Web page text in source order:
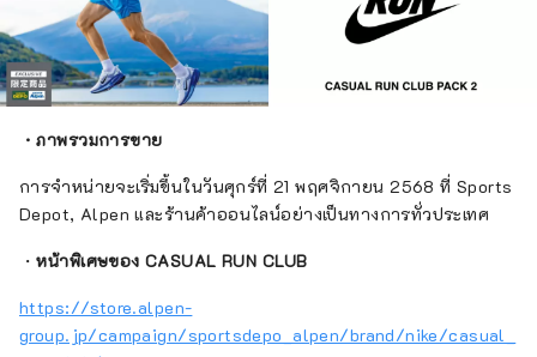
・ภาพรวมการขาย
การจำหน่ายจะเริ่มขึ้นในวันศุกร์ที่ 21 พฤศจิกายน 2568 ที่ Sports
Depot, Alpen และร้านค้าออนไลน์อย่างเป็นทางการทั่วประเทศ
・หน้าพิเศษของ CASUAL RUN CLUB
https://store.alpen-
group.jp/campaign/sportsdepo_alpen/brand/nike/casual_